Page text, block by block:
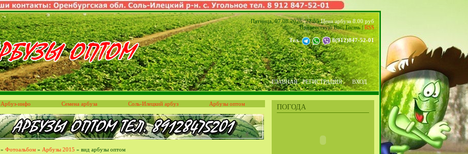
Пятница, 07.08.2026, 22:55Цена арбуза 8.00 руб
Приветствую Вас,Гость| RSS
Тел. 8(912)847-52-01
ГЛАВНАЯ РЕГИСТРАЦИЯ ВХОД
ПОГОДА
Арбуз-инфо Семена арбуза Соль-Илецкий арбуз Арбузы оптом
» Фотоальбом » Арбузы 2015 » вид арбузы оптом